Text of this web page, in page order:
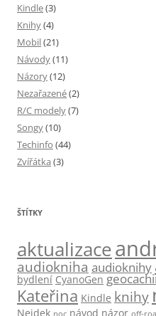
Kindle(3)
Knihy(4)
Mobil(21)
Návody(11)
Názory(12)
Nezařazené(2)
R/C modely(7)
Songy(10)
Techinfo (44)
Zvířátka (3)
ŠTÍTKY
aktualizace
audiokniha audioknihy
bydlení CyanoGen
Kateřina Kindle knihy
Nejdek noc návod názor off-